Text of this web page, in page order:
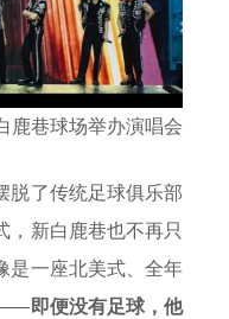
鹿巷球场举办演唱会
脱了传统足球俱乐部
，新白鹿巷也不再只
是一座北美式、全年
—— 即便没有足球，他